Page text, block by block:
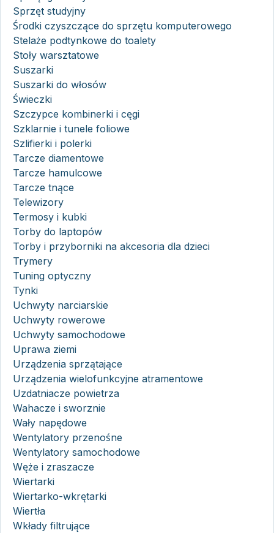
Sprzęt studyjny
Środki czyszczące do sprzętu komputerowego
Stelaże podtynkowe do toalety
Stoły warsztatowe
Suszarki
Suszarki do włosów
Świeczki
Szczypce kombinerki i cęgi
Szklarnie i tunele foliowe
Szlifierki i polerki
Tarcze diamentowe
Tarcze hamulcowe
Tarcze tnące
Telewizory
Termosy i kubki
Torby do laptopów
Torby i przyborniki na akcesoria dla dzieci
Trymery
Tuning optyczny
Tynki
Uchwyty narciarskie
Uchwyty rowerowe
Uchwyty samochodowe
Uprawa ziemi
Urządzenia sprzątające
Urządzenia wielofunkcyjne atramentowe
Uzdatniacze powietrza
Wahacze i sworznie
Wały napędowe
Wentylatory przenośne
Wentylatory samochodowe
Węże i zraszacze
Wiertarki
Wiertarko-wkrętarki
Wiertła
Wkłady filtrujące